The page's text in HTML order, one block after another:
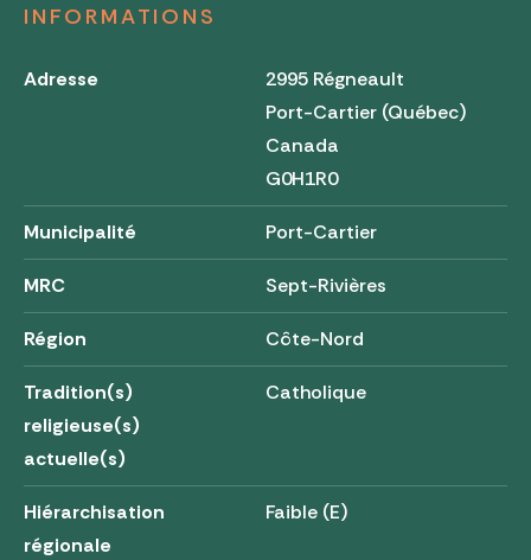
INFORMATIONS
Adresse
2995 Régneault
Port-Cartier (Québec)
Canada
G0H1R0
Municipalité Port-Cartier
MRC Sept-Rivières
Région Côte-Nord
Tradition(s)
religieuse(s)
actuelle(s)
Catholique
Hiérarchisation
régionale
Faible (E)